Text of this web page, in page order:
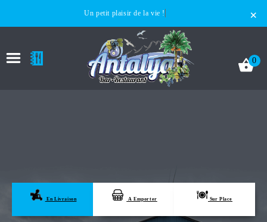
×
Un petit plaisir de la vie !
LA CARTE
0
En Livraison A Emporter Sur Place